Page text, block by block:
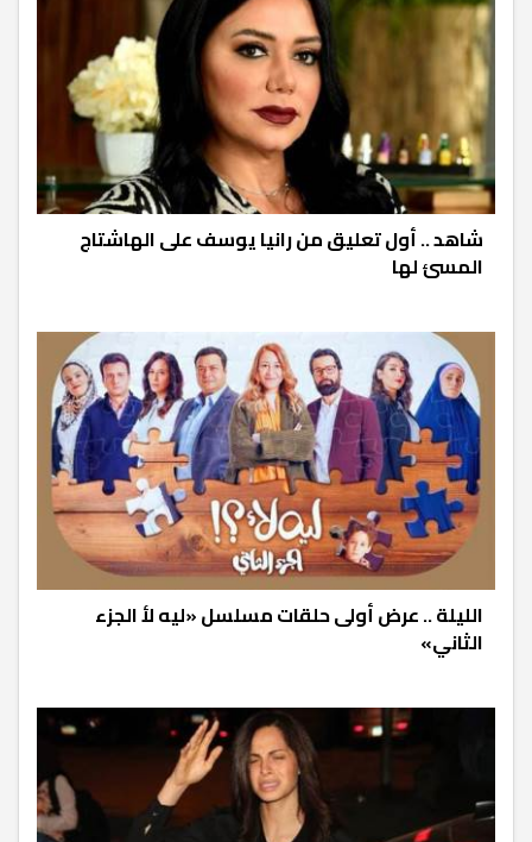
شاهد .. أول تعليق من رانيا يوسف على الهاشتاج
المسئ لها
الليلة .. عرض أولى حلقات مسلسل «ليه لأ الجزء
الثاني»